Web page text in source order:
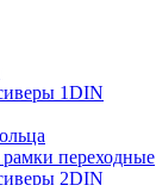
1DIN
переходные
2DIN